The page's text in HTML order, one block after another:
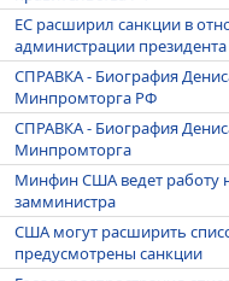
ЕС расширил санкции в
администрации президента
СПРАВКА - Биография
Минпромторга РФ
СПРАВКА - Биография
Минпромторга
Минфин США ведет работу
замминистра
США могут расширить
предусмотрены санкции